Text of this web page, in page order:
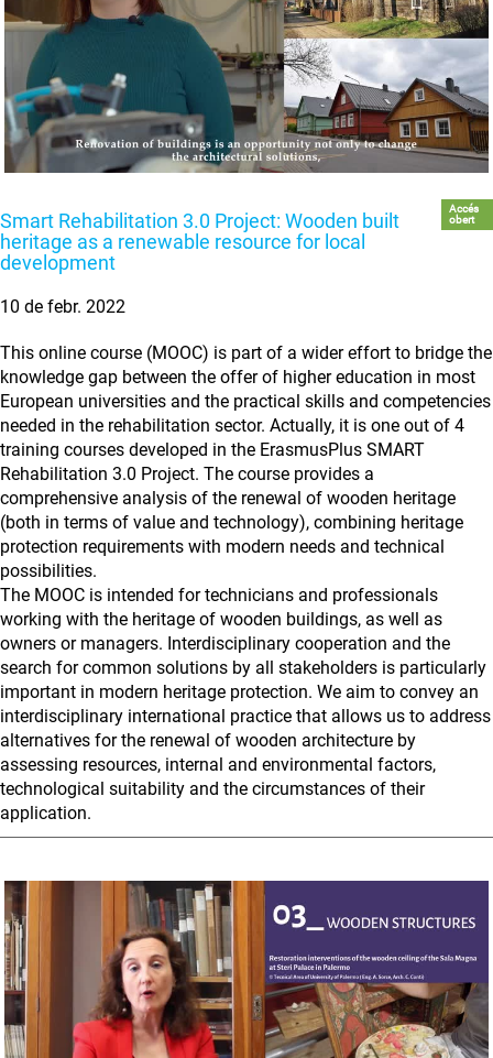
Smart Rehabilitation 3.0 Project: Wooden built
heritage as a renewable resource for local
development
Accés
obert
10 de febr. 2022
This online course (MOOC) is part of a wider effort to bridge the
knowledge gap between the offer of higher education in most
European universities and the practical skills and competencies
needed in the rehabilitation sector. Actually, it is one out of 4
training courses developed in the ErasmusPlus SMART
Rehabilitation 3.0 Project. The course provides a
comprehensive analysis of the renewal of wooden heritage
(both in terms of value and technology), combining heritage
protection requirements with modern needs and technical
possibilities.
The MOOC is intended for technicians and professionals
working with the heritage of wooden buildings, as well as
owners or managers. Interdisciplinary cooperation and the
search for common solutions by all stakeholders is particularly
important in modern heritage protection. We aim to convey an
interdisciplinary international practice that allows us to address
alternatives for the renewal of wooden architecture by
assessing resources, internal and environmental factors,
technological suitability and the circumstances of their
application.